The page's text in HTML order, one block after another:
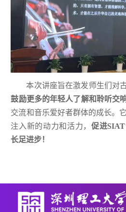
本次讲座旨在激发师生们对
鼓励更多的年轻人了解和聆听交
交流和音乐爱好者群体的成长。
注入新的动力和活力， 促进
长足进步！